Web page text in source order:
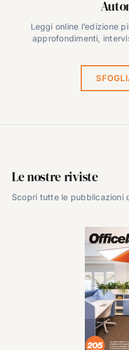
Leggi online l’edizione
approfondimenti,
Le nostre riviste
Scopri tutte le pubblicazioni